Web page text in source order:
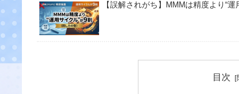
【誤解されがち】MMMは精度より“
目次